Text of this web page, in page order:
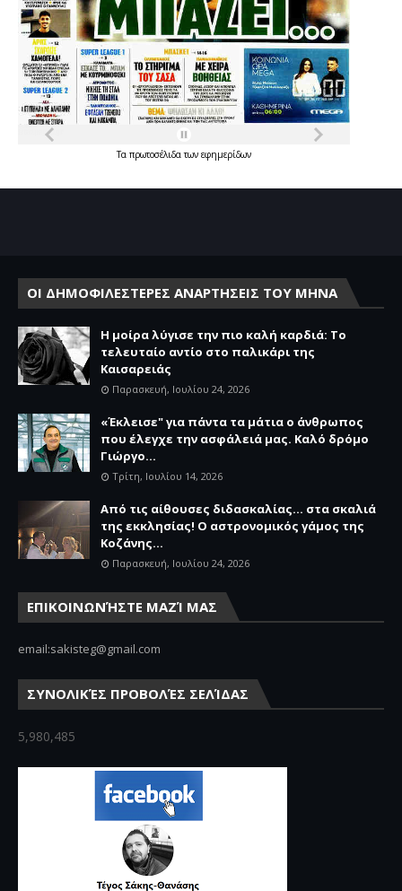
Τα πρωτοσέλιδατων εφημερίδων
ΟΙ ΔΗΜΟΦΙΛΕΣΤΕΡΕΣ ΑΝΑΡΤΗΣΕΙΣ ΤΟΥ ΜΗΝΑ
Η μοίρα λύγισε την πιο καλή καρδιά: Το
τελευταίο αντίο στο παλικάρι της
Καισαρειάς
Παρασκευή, Ιουλίου 24, 2026
«Έκλεισε" για πάντα τα μάτια ο άνθρωπος
που έλεγχε την ασφάλειά μας. Καλό δρόμο
Γιώργο...
Τρίτη, Ιουλίου 14, 2026
Από τις αίθουσες διδασκαλίας… στα σκαλιά
της εκκλησίας! Ο αστρονομικός γάμος της
Κοζάνης...
Παρασκευή, Ιουλίου 24, 2026
ΕΠΙΚΟΙΝΩΝΉΣΤΕ ΜΑΖΊ ΜΑΣ
email:sakisteg@gmail.com
ΣΥΝΟΛΙΚΈΣ ΠΡΟΒΟΛΈΣ ΣΕΛΊΔΑΣ
5,980,485